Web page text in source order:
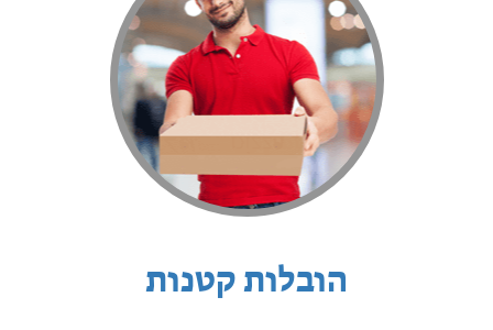
הובלות קטנות